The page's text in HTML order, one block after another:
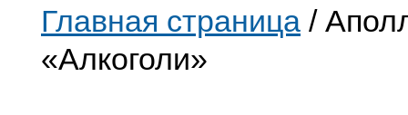
Главная страница /
«Алкоголи»